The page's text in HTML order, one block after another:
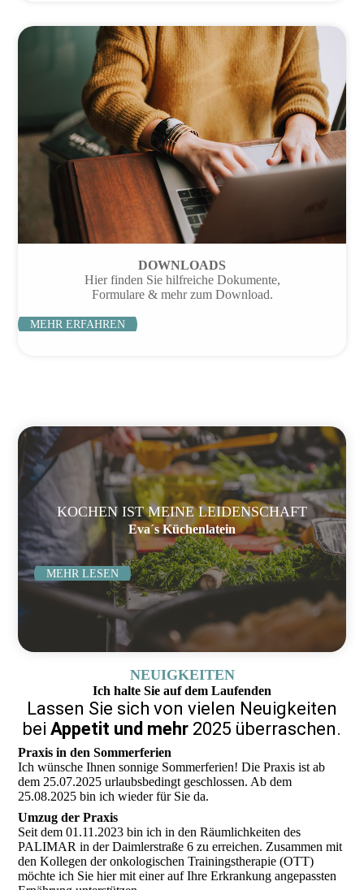
DOWNLOADS
Hier finden Sie hilfreiche Dokumente,
Formulare & mehr zum Download.
MEHR ERFAHREN
KOCHEN IST MEINE LEIDENSCHAFT
Eva´s Küchenlatein
MEHR LESEN
NEUIGKEITEN
Ich halte Sie auf dem Laufenden
Lassen Sie sich von vielen Neuigkeiten
bei Appetit und mehr 2025 überraschen.
Praxis in den Sommerferien
Ich wünsche Ihnen sonnige Sommerferien! Die Praxis ist ab
dem 25.07.2025 urlaubsbedingt geschlossen. Ab dem
25.08.2025 bin ich wieder für Sie da.
Umzug der Praxis
Seit dem 01.11.2023 bin ich in den Räumlichkeiten des
PALIMAR in der Daimlerstraße 6 zu erreichen. Zusammen mit
den Kollegen der onkologischen Trainingstherapie (OTT)
möchte ich Sie hier mit einer auf Ihre Erkrankung angepassten